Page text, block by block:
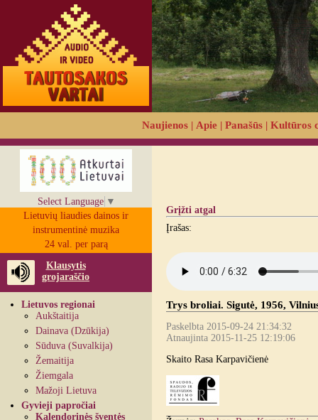
Naujienos | Apie | Panašūs | Kultūros
Select Language ▼
Lietuvių liaudies dainos ir
instrumentinė muzika
24 val. per parą
Klausytis
grojaraščio
Lietuvos regionai
Aukštaitija
Dainava (Dzūkija)
Sūduva (Suvalkija)
Žemaitija
Žiemgala
Mažoji Lietuva
Gyvieji papročiai
Kalendorinės šventės
Grįžti atgal
Įrašas:
Trys broliai. Sigutė, 1956,
Paskelbta 2015-09-24 21:34:32
Atnaujinta 2015-11-25 12:19:06
Skaito Rasa Karpavičienė